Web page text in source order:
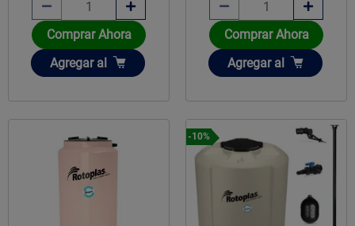
Comprar Ahora
Añadir
Agregar al
Comprar Ahora
Añadir
Agregar al
-10%